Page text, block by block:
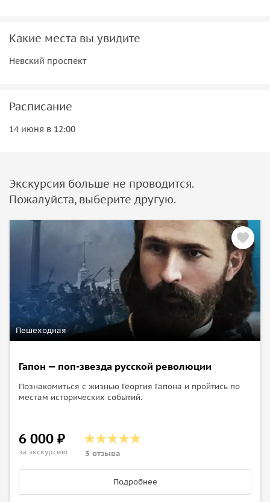
Какие места вы увидите
Невский проспект
Расписание
14 июня в 12:00
Экскурсия больше не проводится.
Пожалуйста, выберите другую.
Пешеходная
Гапон — поп-звезда русской революции
Познакомиться с жизнью Георгия Гапона и пройтись по
местам исторических событий.
6 000 ₽
за экскурсию 3 отзыва
Подробнее